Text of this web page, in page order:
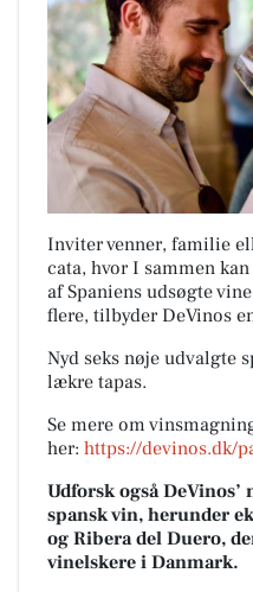
Inviter venner, familie
cata, hvor I sammen
af Spaniens udsøgte
flere, tilbyder DeVinos
Nyd seks nøje udvalgte
lækre tapas.
Se mere om
her: https://devinos.dk/
Udforsk også
spansk vin, herunder
og Ribera del Duero,
vinelskere i Danmark.